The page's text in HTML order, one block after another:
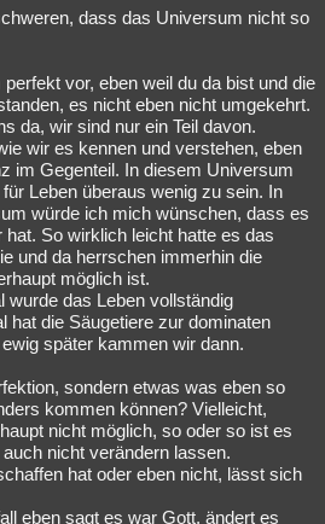
Gruppen Gaming Filme
Allmystery English
Alle Neue Geschlossen
dass das Universum nicht so
vor, eben weil du da bist und die
es nicht eben nicht umgekehrt.
da, wir sind nur ein Teil davon.
wir es kennen und verstehen, eben
im Gegenteil. In diesem Universum
Leben überaus wenig zu sein. In
würde ich mich wünschen, dass es
hat. So wirklich leicht hatte es das
und da herrschen immerhin die
möglich ist.
wurde das Leben vollständig
hat die Säugetiere zur dominaten
später kammen wir dann.
sondern etwas was eben so
kommen können? Vielleicht,
nicht möglich, so oder so ist es
nicht verändern lassen.
hat oder eben nicht, lässt sich
eben sagt es war Gott, ändert es